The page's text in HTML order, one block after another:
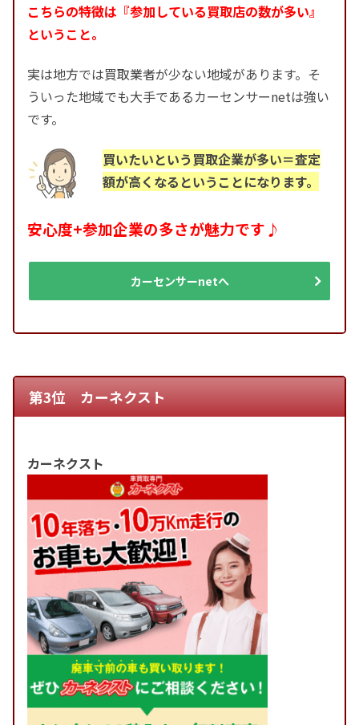
こちらの特徴は『参加している買取店の数が多い』
ということ。
実は地方では買取業者が少ない地域があります。そ
ういった地域でも大手であるカーセンサーnetは強い
です。
買いたいという買取企業が多い＝査定
額が高くなるということになります。
安心度+参加企業の多さが魅力です♪
カーセンサーnetへ
第3位 カーネクスト
カーネクスト